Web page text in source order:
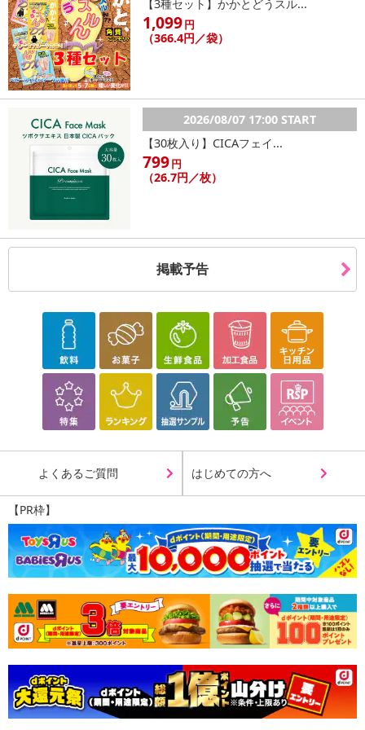
【3種セット】かかとどうスル...
1,099円
（366.4円／袋）
2026/08/07 17:00 START
【30枚入り】CICAフェイ...
799円
（26.7円／枚）
掲載予告
よくあるご質問 はじめての方へ
【PR枠】